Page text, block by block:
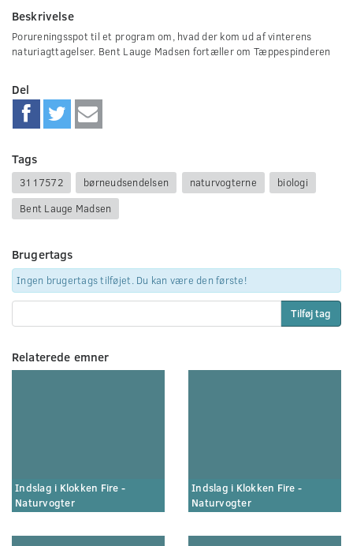
Beskrivelse
Porureningsspot til et program om, hvad der kom ud af vinterens
naturiagttagelser. Bent Lauge Madsen fortæller om Tæppespinderen
Del
Tags
3117572 børneudsendelsen naturvogterne
biologi
Bent Lauge Madsen
Brugertags
Ingen brugertags tilføjet. Du kan være den første!
Tilføj tag
Relaterede emner
Indslag i Klokken Fire -
Naturvogter
Indslag i Klokken Fire -
Naturvogter